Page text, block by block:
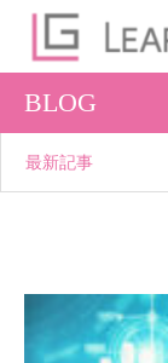
BLOG
最新記事